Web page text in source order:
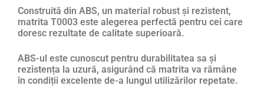
Construită din ABS, un material robust și rezistent,
matrita T0003 este alegerea perfectă pentru cei care
doresc rezultate de calitate superioară.
ABS-ul este cunoscut pentru durabilitatea sa și
rezistența la uzură, asigurând că matrita va rămâne
în condiții excelente de-a lungul utilizărilor repetate.